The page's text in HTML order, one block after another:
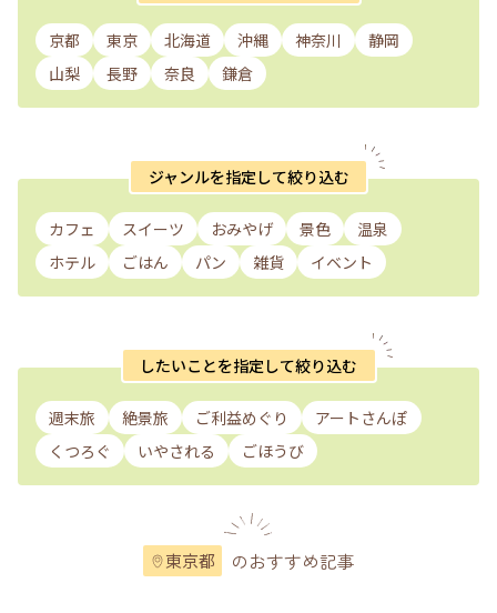
京都 東京 北海道 沖縄 神奈川
静岡
山梨
長野 奈良 鎌倉
ジャンルを指定して絞り込む
カフェ スイーツ おみやげ 景色
温泉
ホテル
ごはん パン 雑貨 イベント
したいことを指定して絞り込む
週末旅 絶景旅 ご利益めぐり
アートさんぽ
くつろぐ
いやされる ごほうび
東京都 のおすすめ記事